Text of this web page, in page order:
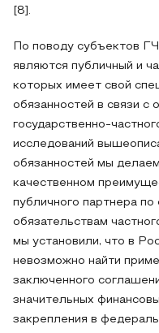
[8].
По поводу субъектов
являются публичный и
которых имеет свой
обязанностей в связи с
государственно-
исследований
обязанностей мы
качественном
публичного партнера
обязательствам
мы установили, что в
невозможно найти
заключенного
значительных
закрепления в